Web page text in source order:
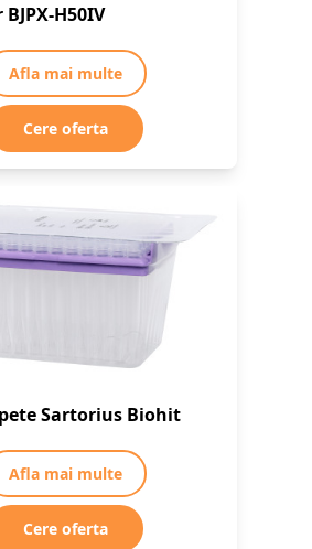
H50IV
Afla mai multe
Cere oferta
Sartorius Biohit
Afla mai multe
Cere oferta